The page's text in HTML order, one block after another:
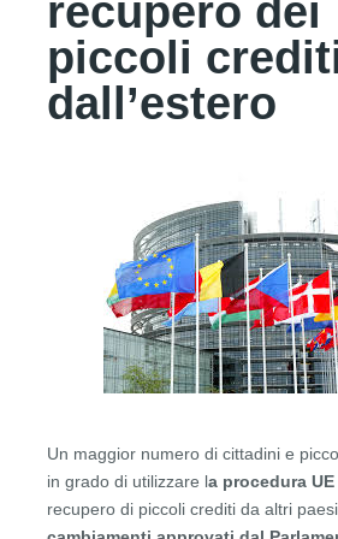
recupero dei
piccoli
dall’estero
Un maggior numero di cittadini e
in grado di utilizzare la procedura
recupero di piccoli crediti da altri